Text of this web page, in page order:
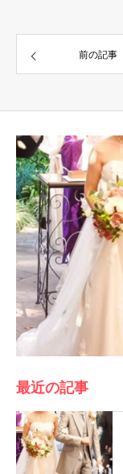
前の記事
最近の記事